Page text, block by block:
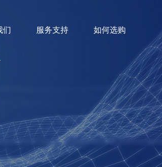
们 服务支持 如何选购